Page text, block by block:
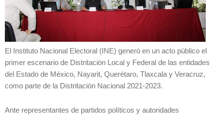
El Instituto Nacional Electoral (INE) generó en un acto público el
primer escenario de Distritación Local y Federal de las entidades
del Estado de México, Nayarit, Querétaro, Tlaxcala y Veracruz,
como parte de la Distritación Nacional 2021-2023.
Ante representantes de partidos políticos y autoridades